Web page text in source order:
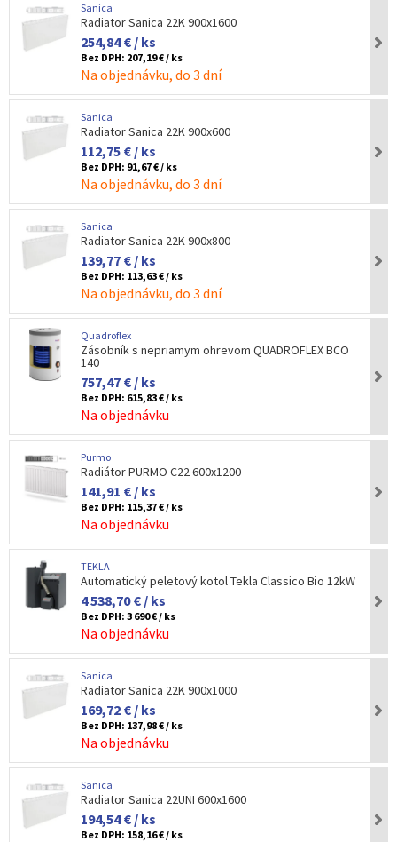
Sanica
Radiator Sanica 22K 900x1600
254,84 € / ks
Bez DPH: 207,19 € / ks
Na objednávku, do 3 dní
Sanica
Radiator Sanica 22K 900x600
112,75 € / ks
Bez DPH: 91,67 € / ks
Na objednávku, do 3 dní
Sanica
Radiator Sanica 22K 900x800
139,77 € / ks
Bez DPH: 113,63 € / ks
Na objednávku, do 3 dní
Quadroflex
Zásobník s nepriamym ohrevom QUADROFLEX BCO
140
757,47 € / ks
Bez DPH: 615,83 € / ks
Na objednávku
Purmo
Radiátor PURMO C22 600x1200
141,91 € / ks
Bez DPH: 115,37 € / ks
Na objednávku
TEKLA
Automatický peletový kotol Tekla Classico Bio 12kW
4 538,70 € / ks
Bez DPH: 3 690 € / ks
Na objednávku
Sanica
Radiator Sanica 22K 900x1000
169,72 € / ks
Bez DPH: 137,98 € / ks
Na objednávku
Sanica
Radiator Sanica 22UNI 600x1600
194,54 € / ks
Bez DPH: 158,16 € / ks